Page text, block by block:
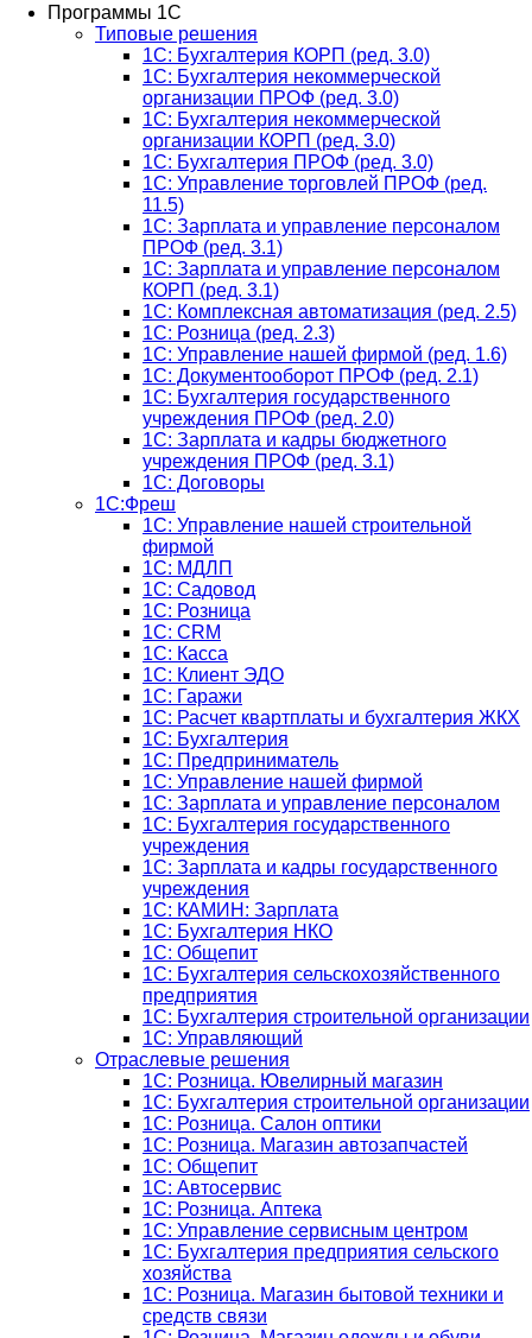
Программы 1С
Типовые решения
1C: Бухгалтерия КОРП (ред. 3.0)
1С: Бухгалтерия некоммерческой
организации ПРОФ (ред. 3.0)
1С: Бухгалтерия некоммерческой
организации КОРП (ред. 3.0)
1C: Бухгалтерия ПРОФ (ред. 3.0)
1C: Управление торговлей ПРОФ (ред.
11.5)
1C: Зарплата и управление персоналом
ПРОФ (ред. 3.1)
1C: Зарплата и управление персоналом
КОРП (ред. 3.1)
1C: Комплексная автоматизация (ред. 2.5)
1С: Розница (ред. 2.3)
1С: Управление нашей фирмой (ред. 1.6)
1С: Документооборот ПРОФ (ред. 2.1)
1C: Бухгалтерия государственного
учреждения ПРОФ (ред. 2.0)
1C: Зарплата и кадры бюджетного
учреждения ПРОФ (ред. 3.1)
1С: Договоры
1С:Фреш
1С: Управление нашей строительной
фирмой
1С: МДЛП
1С: Садовод
1С: Розница
1C: CRM
1C: Касса
1С: Клиент ЭДО
1С: Гаражи
1C: Расчет квартплаты и бухгалтерия ЖКХ
1C: Бухгалтерия
1C: Предприниматель
1C: Управление нашей фирмой
1C: Зарплата и управление персоналом
1C: Бухгалтерия государственного
учреждения
1C: Зарплата и кадры государственного
учреждения
1C: КАМИН: Зарплата
1C: Бухгалтерия НКО
1С: Общепит
1С: Бухгалтерия сельскохозяйст­венного
предприятия
1С: Бухгалтерия строительной организации
1С: Управляющий
Отраслевые решения
1С: Розница. Ювелирный магазин
1С: Бухгалтерия строительной организации
1С: Розница. Салон оптики
1С: Розница. Магазин автозапчастей
1C: Общепит
1С: Автосервис
1С: Розница. Аптека
1С: Управление сервисным центром
1С: Бухгалтерия предприятия сельского
хозяйства
1С: Розница. Магазин бытовой техники и
средств связи